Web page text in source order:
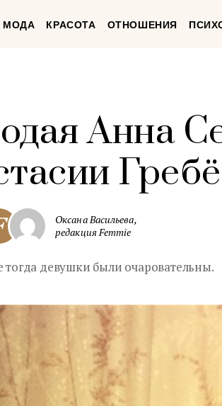
МОДА КРАСОТА ОТНОШЕНИЯ
Анна
Оксана Васильева,
редакция Femmie
тогда девушки были очаровательны.